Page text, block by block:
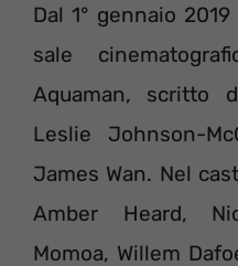
Dal 1° gennaio
sale
Aquaman, scritto
Leslie Johnson-
James Wan. Nel
Amber Heard,
Momoa, Willem